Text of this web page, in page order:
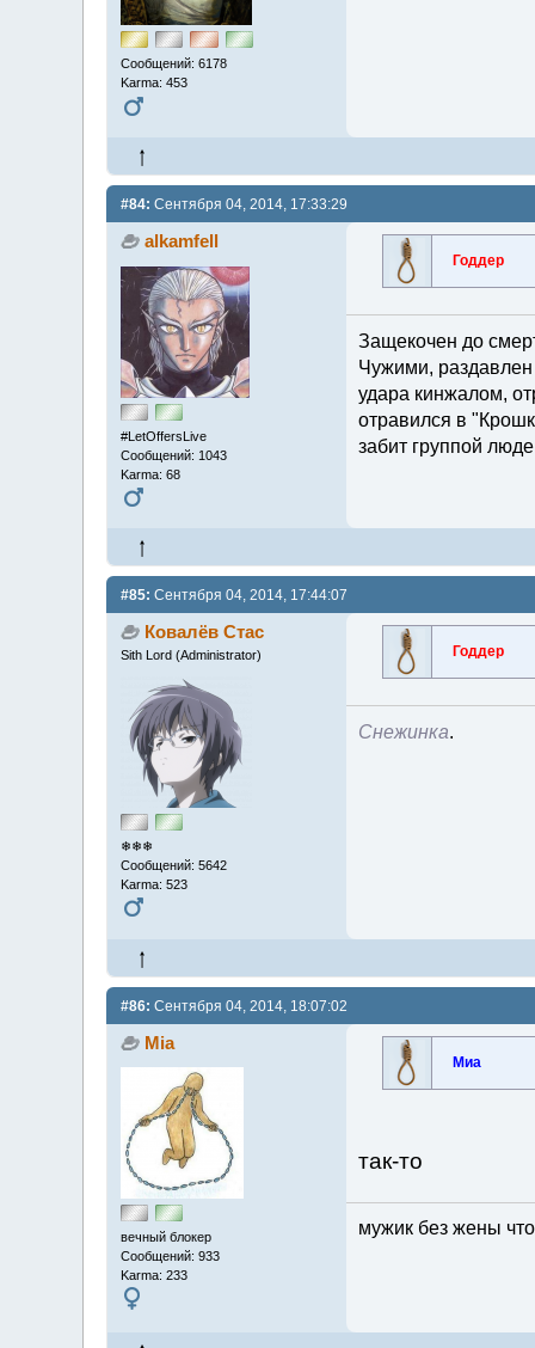
Сообщений: 6178
Karma: 453
#84: Сентября 04, 2014, 17:33:29
alkamfell
#LetOffersLive
Сообщений: 1043
Karma: 68
Годдер
Защекочен до
Чужими, раздавлен
удара кинжалом,
отравился в
забит группой
#85: Сентября 04, 2014, 17:44:07
Ковалёв Стас
Sith Lord (Administrator)
❄❄❄
Сообщений: 5642
Karma: 523
Годдер
Снежинка.
#86: Сентября 04, 2014, 18:07:02
Mia
вечный блокер
Сообщений: 933
Karma: 233
Миа
так-то
мужик без жены